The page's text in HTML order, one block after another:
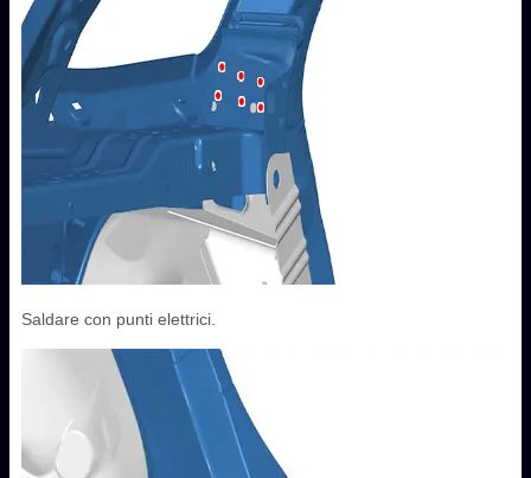
Saldare con punti elettrici.